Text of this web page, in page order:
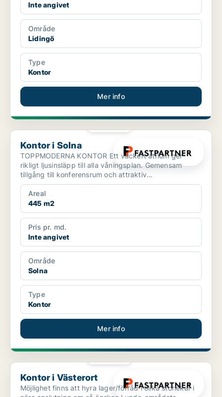
Inte angivet
Område
Lidingö
Type
Kontor
Mer info
Kontor i Solna
Kontor i Solna
TOPPMODERNA KONTOR Ett vackert atrium ger
rikligt ljusinsläpp till alla våningsplan. Gemensam
tillgång till konferensrum och attraktiv
loungeyta.Telegrafgata...
Areal
445 m2
Pris pr. md.
Inte angivet
Område
Solna
Type
Kontor
Mer info
Kontor i Västerort
Kontor i Västerort
Möjlighet finns att hyra lager/förråd i olika storlekar i